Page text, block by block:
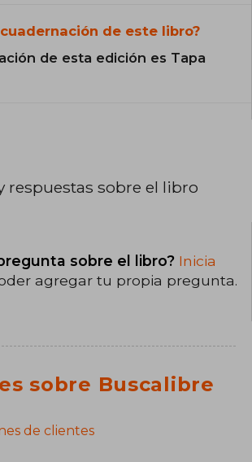
de este libro?
de esta edición es Tapa
respuestas sobre el libro
sobre el libro? Inicia
agregar tu propia pregunta.
sobre Buscalibre
de clientes